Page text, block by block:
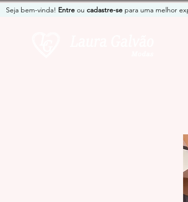
Seja bem-vinda! Entre ou cadastre-se para uma melhor